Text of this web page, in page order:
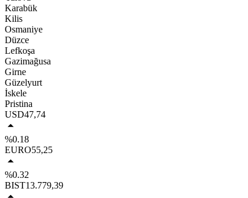
Karabük
Kilis
Osmaniye
Düzce
Lefkoşa
Gazimağusa
Girne
Güzelyurt
İskele
Pristina
USD47,74
%0.18
EURO55,25
%0.32
BIST13.779,39